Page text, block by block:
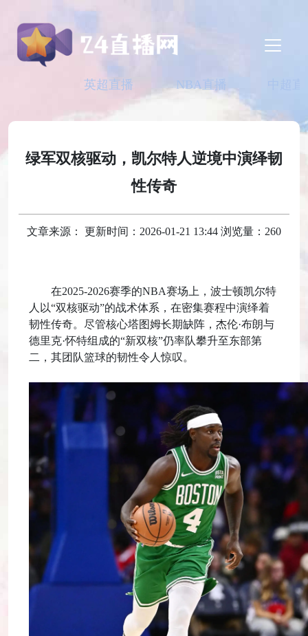
英超直播 NBA直播
绿军双核驱动，凯尔特人逆境中演绎韧
性传奇
文章来源： 更新时间：2026-01-21 13:44 浏览量：260
在2025-2026赛季的NBA赛场上，波士顿凯尔特
人以“双核驱动”的战术体系，在密集赛程中演绎着
韧性传奇。尽管核心塔图姆长期缺阵，杰伦·布朗与
德里克·怀特组成的“新双核”仍率队攀升至东部第
二，其团队篮球的韧性令人惊叹。